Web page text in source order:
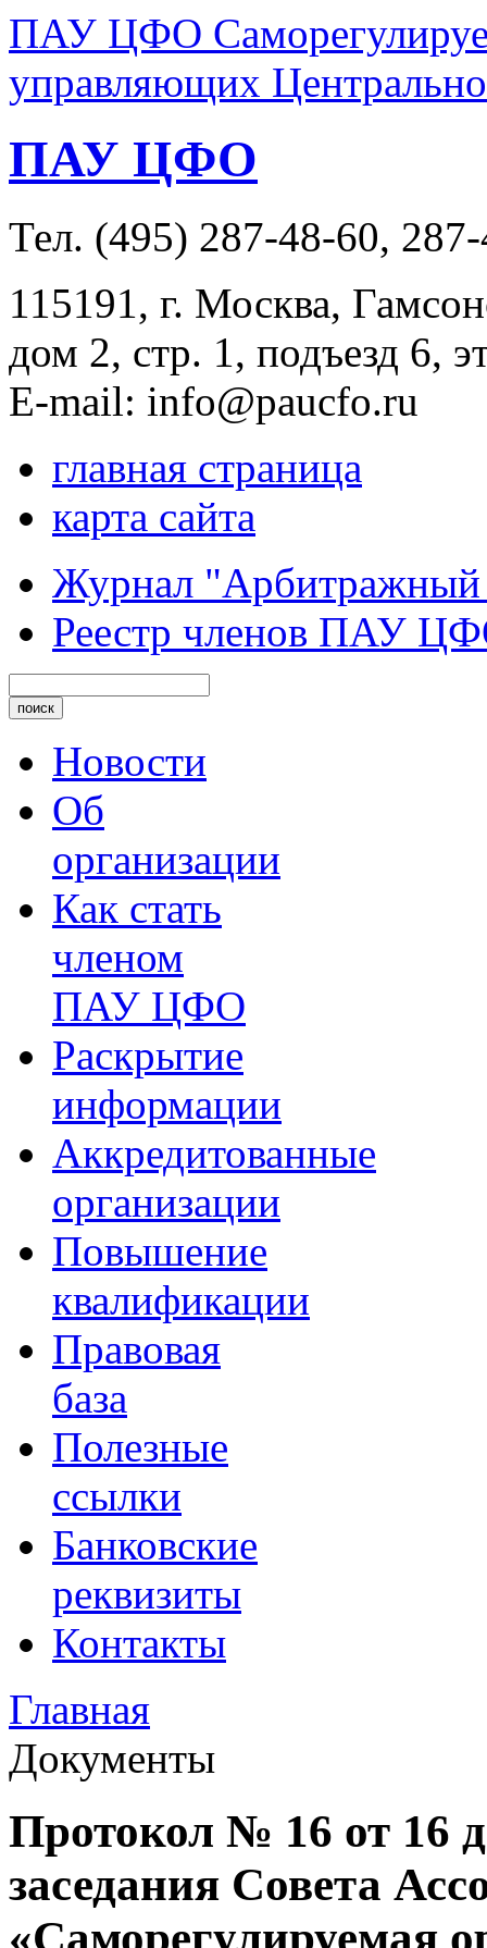
ПАУ ЦФО
управляющих
ПАУ ЦФО
Тел. (495) 287-48-60,
115191, г. Москва,
дом 2, стр. 1, подъезд 6,
E-mail: info@paucfo.ru
главная страница
карта сайта
Журнал
Реестр членов ПАУ
Новости
Об
организации
Как стать
членом
ПАУ ЦФО
Раскрытие
информации
Аккредитованные
организации
Повышение
квалификации
Правовая
база
Полезные
ссылки
Банковские
реквизиты
Контакты
Главная
Документы
Протокол № 16 от 16
заседания Совета
«Саморегулируемая